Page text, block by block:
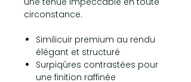
circonstance.
Similicuir premium au rendu
élégant et structuré
Surpiqûres contrastées pour
une finition raffinée